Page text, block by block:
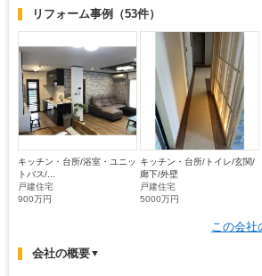
リフォーム事例 （53件）
キッチン・台所/浴室・ユニッ
トバス/...
戸建住宅
900万円
キッチン・台所/トイレ/玄関/
廊下/外壁
戸建住宅
5000万円
この会
会社の概要▼